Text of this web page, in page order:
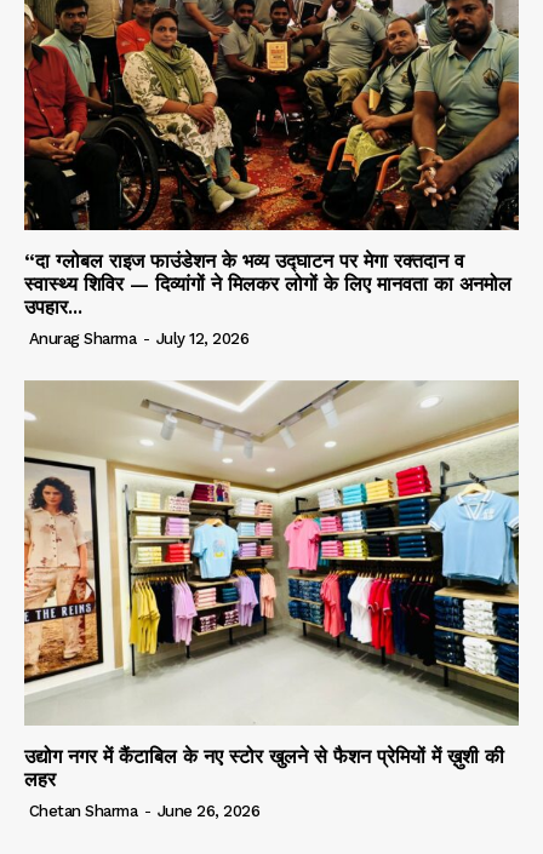
“दा ग्लोबल राइज फाउंडेशन के भव्य उद्घाटन पर मेगा रक्तदान व
स्वास्थ्य शिविर — दिव्यांगों ने मिलकर लोगों के लिए मानवता का अनमोल
उपहार...
Anurag Sharma - July 12, 2026
उद्योग नगर में कैंटाबिल के नए स्टोर खुलने से फैशन प्रेमियों में ख़ुशी की
लहर
Chetan Sharma - June 26, 2026